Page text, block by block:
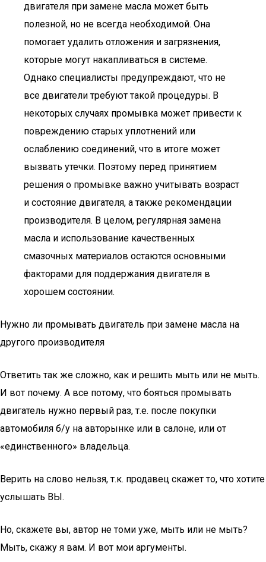
двигателя при замене масла может быть
полезной, но не всегда необходимой. Она
помогает удалить отложения и загрязнения,
которые могут накапливаться в системе.
Однако специалисты предупреждают, что не
все двигатели требуют такой процедуры. В
некоторых случаях промывка может привести к
повреждению старых уплотнений или
ослаблению соединений, что в итоге может
вызвать утечки. Поэтому перед принятием
решения о промывке важно учитывать возраст
и состояние двигателя, а также рекомендации
производителя. В целом, регулярная замена
масла и использование качественных
смазочных материалов остаются основными
факторами для поддержания двигателя в
хорошем состоянии.
Нужно ли промывать двигатель при замене масла на
другого производителя
Ответить так же сложно, как и решить мыть или не мыть.
И вот почему. А все потому, что бояться промывать
двигатель нужно первый раз, т.е. после покупки
автомобиля б/у на авторынке или в салоне, или от
«единственного» владельца.
Верить на слово нельзя, т.к. продавец скажет то, что хотите
услышать ВЫ.
Но, скажете вы, автор не томи уже, мыть или не мыть?
Мыть, скажу я вам. И вот мои аргументы.